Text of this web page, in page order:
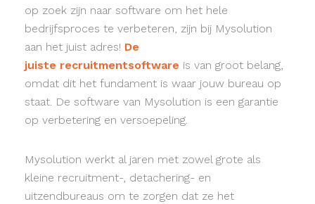
op zoek zijn naar software om het hele
bedrijfsproces te verbeteren, zijn bij Mysolution
aan het juist adres! De
juiste recruitmentsoftware is van groot belang,
omdat dit het fundament is waar jouw bureau op
staat. De software van Mysolution is een garantie
op verbetering en versoepeling.
Mysolution werkt al jaren met zowel grote als
kleine recruitment-, detachering- en
uitzendbureaus om te zorgen dat ze het